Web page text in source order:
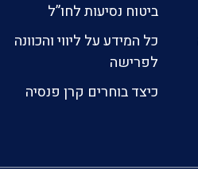
ביטוח נסיעות לחו”ל
כל המידע על ליווי והכוונה
לפרישה
כיצד בוחרים קרן פנסיה